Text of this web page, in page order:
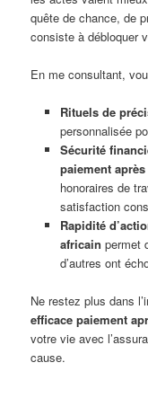
quête de chance, de
consiste à débloquer
En me consultant,
Rituels de
personnalisée
Sécurité
paiement
honoraires de
satisfaction
Rapidité
africain permet
d’autres ont
Ne restez plus dans
efficace paiement
votre vie avec
cause.